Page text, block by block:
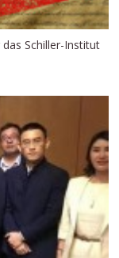
Schiller-Institut